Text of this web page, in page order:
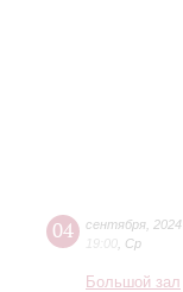
04 сентября 2024
19:00 Ср
Большой зал